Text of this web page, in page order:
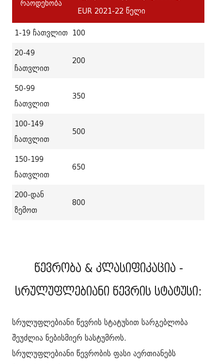
რაოდენობა
EUR 2021-22 წელი
1-19 ჩათვლით 100
20-49
ჩათვლით
200
50-99
ჩათვლით
350
100-149
ჩათვლით
500
150-199
ჩათვლით
650
200-დან
ზემოთ
800
წევრობა & კლასიფიკაცია -
სრულუფლებიანი წევრის სტატუსი:
სრულუფლებიანი წევრის სტატუსით სარგებლობა
შეუძლია ნებისმიერ სასტუმროს.
სრულუფლებიანი წევრობის ფასი აერთიანებს